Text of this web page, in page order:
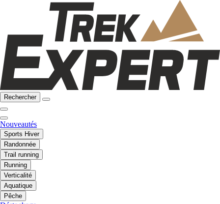
Rechercher
Nouveautés
Sports Hiver
Randonnée
Trail running
Running
Verticalité
Aquatique
Pêche